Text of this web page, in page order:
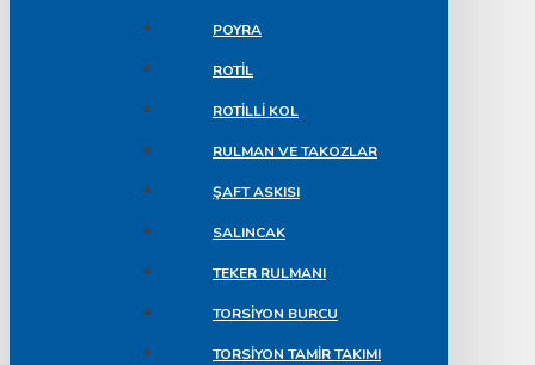
POYRA
ROTIL
ROTILLI KOL
RULMAN VE TAKOZLAR
ŞAFT ASKISI
SALINCAK
TEKER RULMANI
TORSIYON BURCU
TORSIYON TAMIR TAKIMI